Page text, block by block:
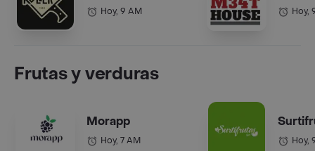
Hoy, 9 AM Hoy,
Frutas y verduras
Morapp
Hoy, 7 AM Hoy,